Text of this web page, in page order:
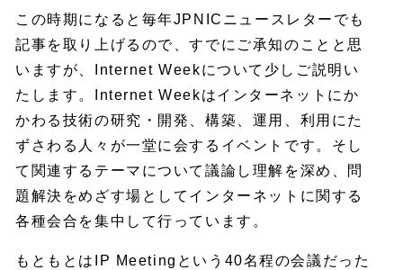
この時期になると毎年JPNICニュースレターでも
記事を取り上げるので、すでにご承知のことと思
いますが、Internet Weekについて少しご説明い
たします。Internet Weekはインターネットにか
かわる技術の研究・開発、構築、運用、利用にた
ずさわる人々が一堂に会するイベントです。そし
て関連するテーマについて議論し理解を深め、問
題解決をめざす場としてインターネットに関する
各種会合を集中して行っています。
もともとはIP Meetingという40名程の会議だった